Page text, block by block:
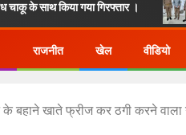
चाकू के साथ किया गया गिरफ्तार ।
राजनीत खेल वीडियो
खाते फ्रीज कर ठगी करने वाला